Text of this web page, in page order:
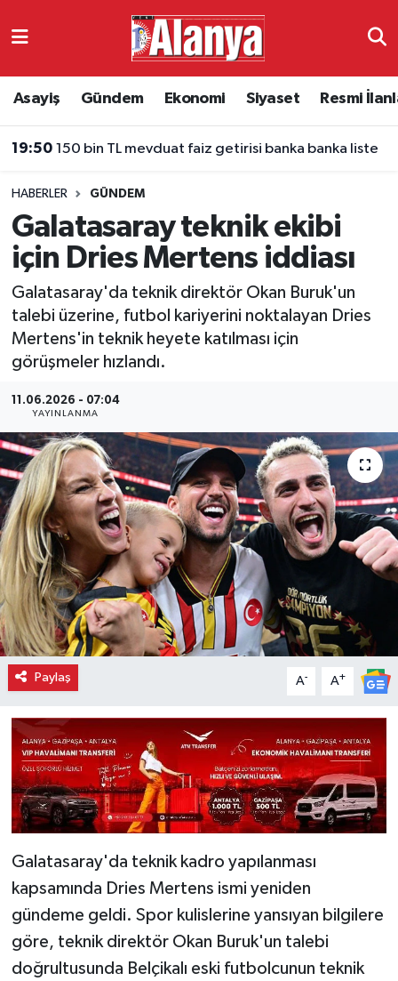
Asayiş Gündem Ekonomi Siyaset Resmi
19:50 150 bin TL mevduat faiz getirisi banka banka liste
HABERLER GÜNDEM
Galatasaray teknik ekibi
için Dries Mertens iddiası
Galatasaray'da teknik direktör Okan Buruk'un
talebi üzerine, futbol kariyerini noktalayan Dries
Mertens'in teknik heyete katılması için
görüşmeler hızlandı.
11.06.2026 - 07:04
YAYINLANMA
Paylaş A- A+
Galatasaray'da teknik kadro yapılanması
kapsamında Dries Mertens ismi yeniden
gündeme geldi. Spor kulislerine yansıyan bilgilere
göre, teknik direktör Okan Buruk'un talebi
doğrultusunda Belçikalı eski futbolcunun teknik
Ekonomi
Resmi İlanlar
Alanyaspor
Turizm
Antalya Namaz Vakitleri
Süper Lig Puan Durumu ve Fikstür
Tüm Manşetler
Son Dakika Haberleri